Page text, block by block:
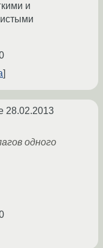
и
28.02.2013
одного